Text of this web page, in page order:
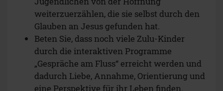
weiterzuerzählen, die sie selbst durch den
Glauben an Jesus gefunden hat.
Beten Sie, dass noch viele Zulu-Kinder
durch die interaktiven Programme
„Gespräche am Fluss“ erreicht werden und
dadurch Liebe, Annahme, Orientierung und
eine Perspektive für ihr Leben finden.